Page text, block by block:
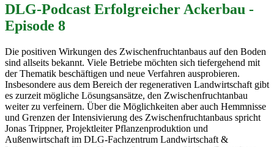
DLG-Podcast Erfolgreicher Ackerbau -
Episode 8
Die positiven Wirkungen des Zwischenfruchtanbaus auf den Boden
sind allseits bekannt. Viele Betriebe möchten sich tiefergehend mit
der Thematik beschäftigen und neue Verfahren ausprobieren.
Insbesondere aus dem Bereich der regenerativen Landwirtschaft gibt
es zurzeit mögliche Lösungsansätze, den Zwischenfruchtanbau
weiter zu verfeinern. Über die Möglichkeiten aber auch Hemmnisse
und Grenzen der Intensivierung des Zwischenfruchtanbaus spricht
Jonas Trippner, Projektleiter Pflanzenproduktion und
Außenwirtschaft im DLG-Fachzentrum Landwirtschaft &